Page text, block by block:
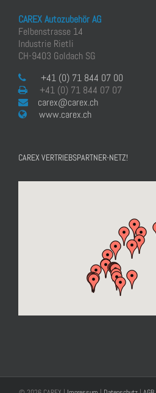
CAREX Autozubehör AG
Felbenstrasse 14
Industrie Rietli
CH-9403 Goldach SG
+41 (0) 71 844 07 00
+41 (0) 71 844 07 07
carex@carex.ch
www.carex.ch
CAREX VERTRIEBSPARTNER-NETZ!